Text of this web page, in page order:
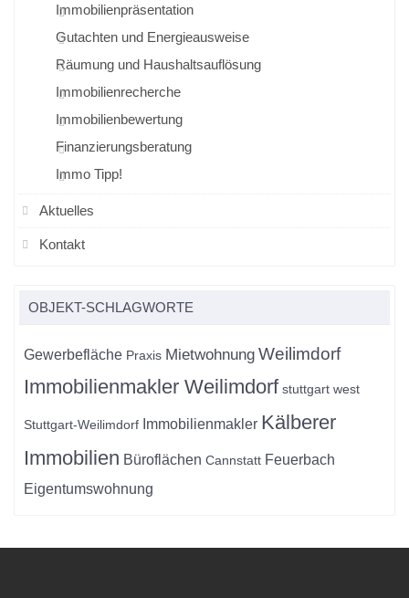
Immobilienpräsentation
Gutachten und Energieausweise
Räumung und Haushaltsauflösung
Immobilienrecherche
Immobilienbewertung
Finanzierungsberatung
Immo Tipp!
Aktuelles
Kontakt
OBJEKT-SCHLAGWORTE
Gewerbefläche Praxis Mietwohnung Weilimdorf
Immobilienmakler Weilimdorf stuttgart west
Stuttgart-Weilimdorf Immobilienmakler Kälberer
Immobilien Büroflächen Cannstatt Feuerbach
Eigentumswohnung